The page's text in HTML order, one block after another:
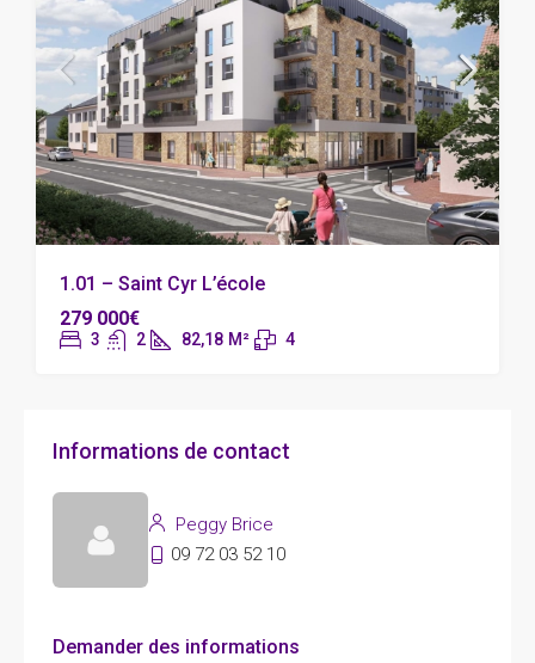
1.01 – Saint Cyr L’école
279 000€
3 2 82,18 M² 4
Informations de contact
Peggy Brice
09 72 03 52 10
Demander des informations